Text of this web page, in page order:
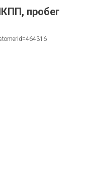
пробег